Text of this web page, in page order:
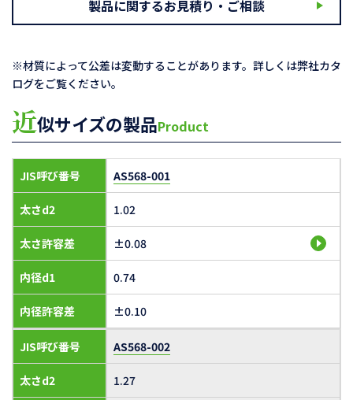
製品に関するお見積り・ご相談
※材質によって公差は変動することがあります。詳しくは弊社カタ
ログをご覧ください。
近似サイズの製品Product
JIS呼び番号
太さd2
太さ許容差
内径d1
内径許容差
AS568-001
1.02
±0.08
0.74
±0.10
JIS呼び番号
太さd2
AS568-002
1.27